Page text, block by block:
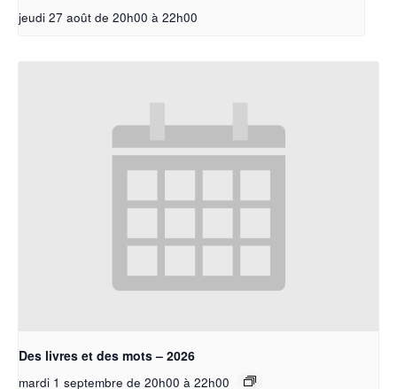
jeudi 27 août de 20h00 à 22h00
Des livres et des mots – 2026
mardi 1 septembre de 20h00 à 22h00